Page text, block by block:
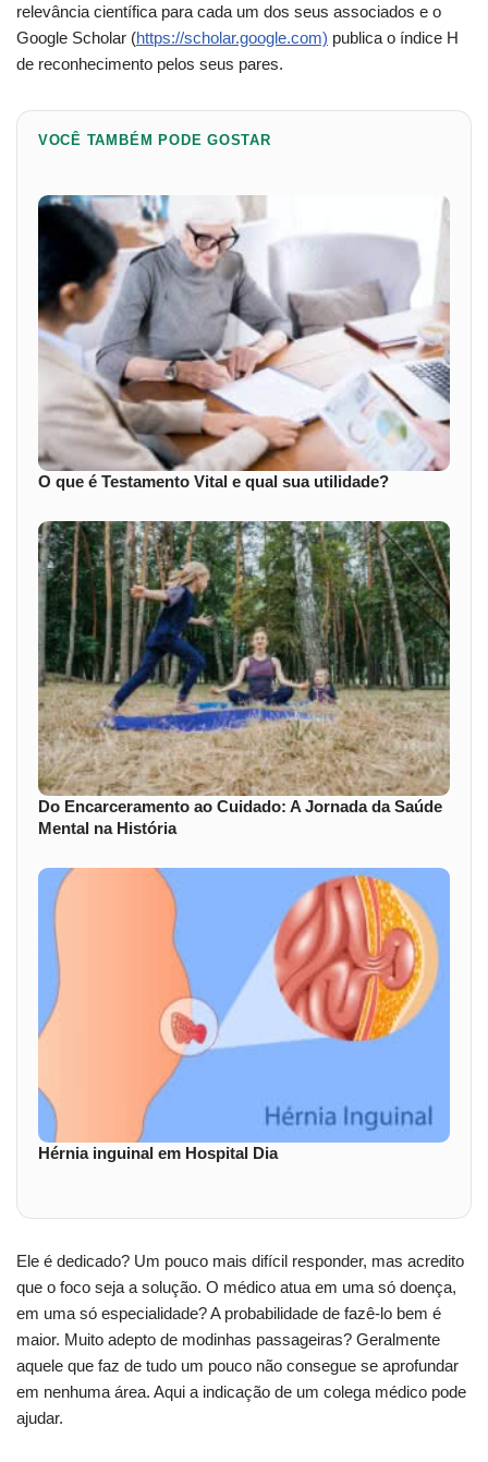
relevância científica para cada um dos seus associados e o
Google Scholar (https://scholar.google.com) publica o índice H
de reconhecimento pelos seus pares.
VOCÊ TAMBÉM PODE GOSTAR
O que é Testamento Vital e qual sua utilidade?
Do Encarceramento ao Cuidado: A Jornada da Saúde
Mental na História
Hérnia inguinal em Hospital Dia
Ele é dedicado? Um pouco mais difícil responder, mas acredito
que o foco seja a solução. O médico atua em uma só doença,
em uma só especialidade? A probabilidade de fazê-lo bem é
maior. Muito adepto de modinhas passageiras? Geralmente
aquele que faz de tudo um pouco não consegue se aprofundar
em nenhuma área. Aqui a indicação de um colega médico pode
ajudar.